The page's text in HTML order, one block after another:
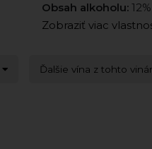
Obsah alkoholu:12%
Zobraziť viac
Ďalšie vína z tohto